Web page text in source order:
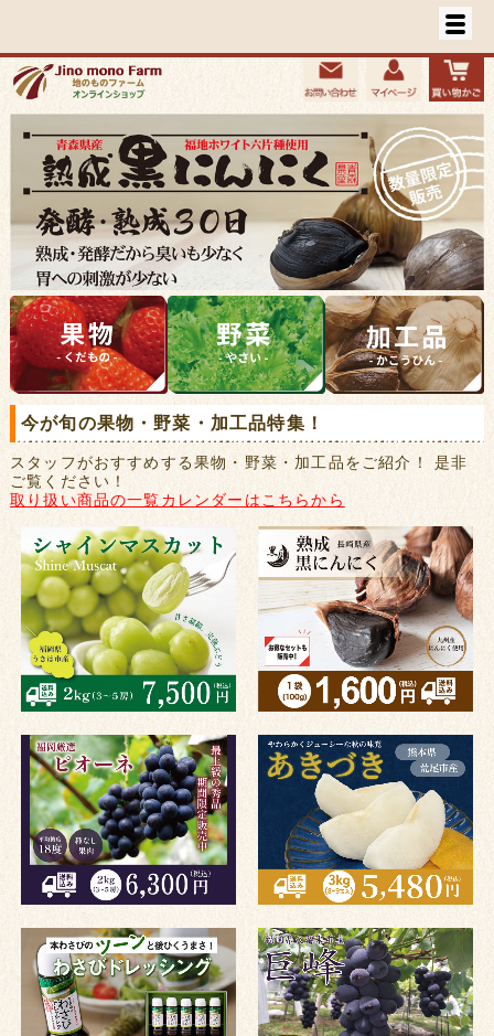
今が旬の果物・野菜・加工品特集！
スタッフがおすすめする果物・野菜・加工品をご紹介！ 是非
ご覧ください！
取り扱い商品の一覧カレンダーはこちらから